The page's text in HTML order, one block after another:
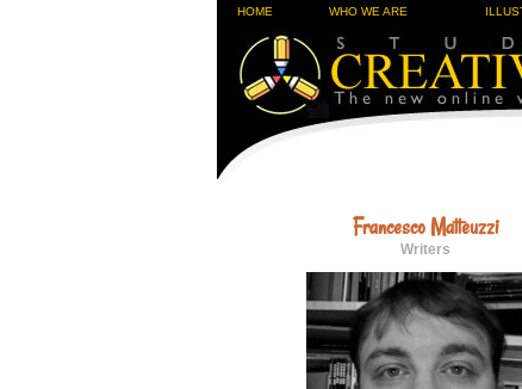
HOME WHO WE ARE
Francesco Matteuzzi
Writers